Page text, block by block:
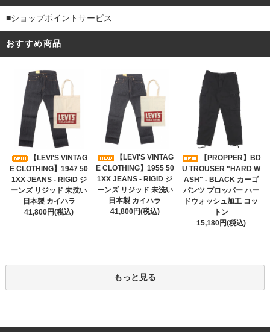
■ショップポイントサービス
おすすめ商品
【LEVI'S VINTAG
E CLOTHING】1947 50
1XX JEANS - RIGID ジ
ーンズ リジッド 未洗い
日本製 カイハラ
41,800円(税込)
【LEVI'S VINTAG
E CLOTHING】1955 50
1XX JEANS - RIGID ジ
ーンズ リジッド 未洗い
日本製 カイハラ
41,800円(税込)
【PROPPER】BD
U TROUSER "HARD W
ASH" - BLACK カーゴ
パンツ プロッパー ハー
ドウォッシュ加工 コッ
トン
15,180円(税込)
もっと見る